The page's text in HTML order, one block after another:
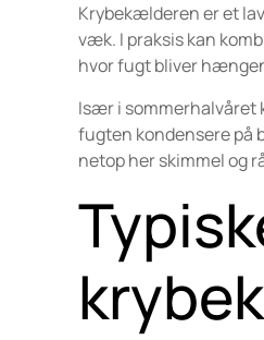
Krybekælderen er et
væk. I praksis kan
hvor fugt bliver
Især i sommerhalvåret
fugten kondensere på
netop her skimmel og